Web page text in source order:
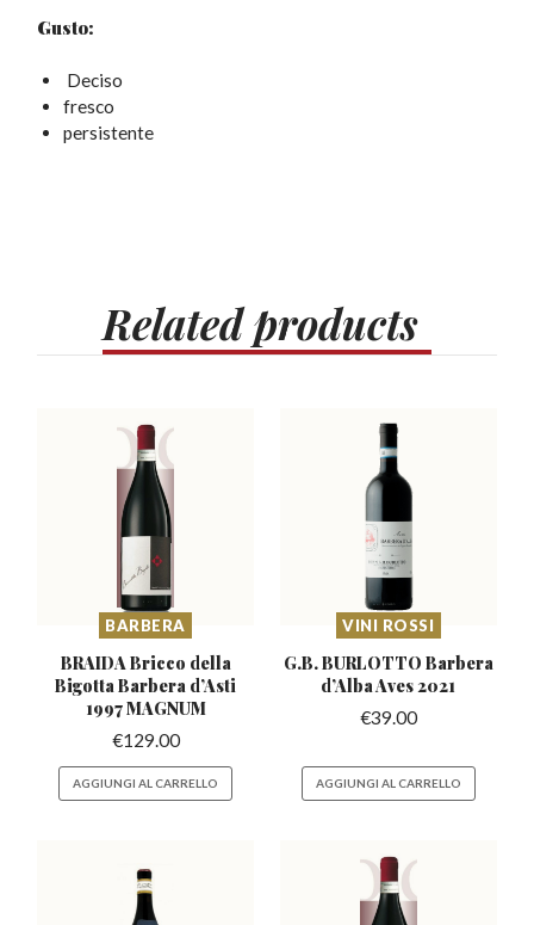
Gusto:
Deciso
fresco
persistente
Relatedproducts
BARBERA
BRAIDA Bricco della
Bigotta Barbera d’Asti
1997 MAGNUM
€129.00
AGGIUNGI AL CARRELLO
VINI ROSSI
G.B. BURLOTTO Barbera
d’AlbaAves 2021
€39.00
AGGIUNGI AL CARRELLO